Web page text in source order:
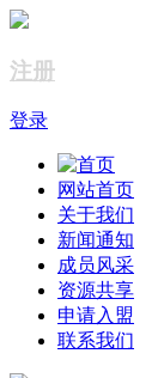
注册
登录
网站首页
关于我们
新闻通知
成员风采
资源共享
申请入盟
联系我们